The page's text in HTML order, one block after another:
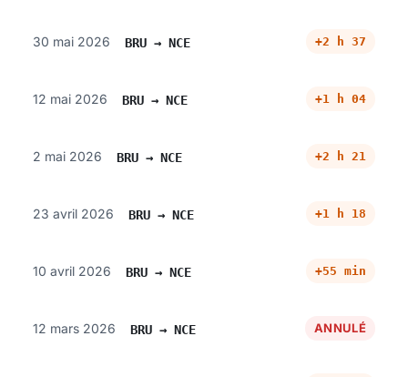
30 mai 2026 BRU → NCE +2 h 37
12 mai 2026 BRU → NCE +1 h 04
2 mai 2026 BRU → NCE +2 h 21
23 avril 2026 BRU → NCE +1 h 18
10 avril 2026 BRU → NCE +55 min
12 mars 2026 BRU → NCE ANNULÉ